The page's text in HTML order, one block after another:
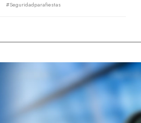
#Seguridadparafiestas